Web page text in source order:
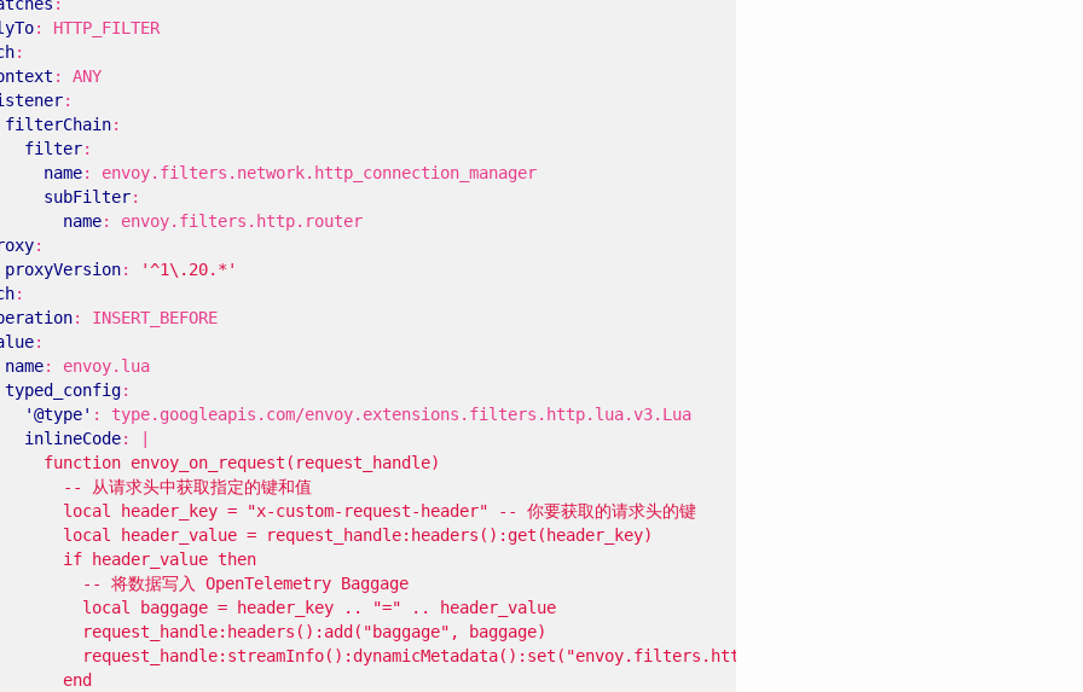
:
HTTP_FILTER
:
:
ANY
:
filterChain:
filter:
name:
envoy.filters.network.http_connection_manager
subFilter:
name:
envoy.filters.http.router
:
proxyVersion:
'^1\.20.*'
:
:
INSERT_BEFORE
:
name:
envoy.lua
typed_config:
'@type' :
type.googleapis.com/envoy.extensions.filters.http.lua.v3.Lua
inlineCode: